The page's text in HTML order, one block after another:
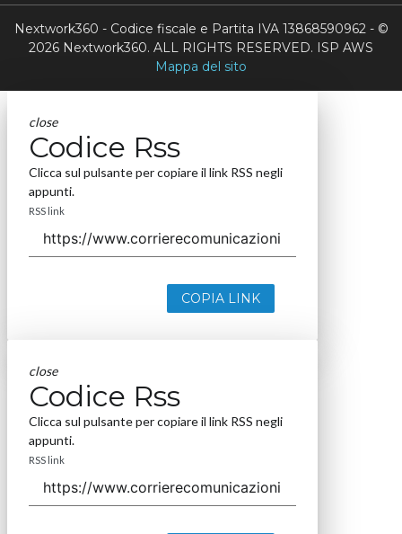
Nextwork360 - Codice fiscale e Partita IVA 13868590962 - ©
2026 Nextwork360. ALL RIGHTS RESERVED. ISP AWS
Mappa del sito
close
Codice Rss
Clicca sul pulsante per copiare il link RSS negli
appunti.
RSS link
COPIA LINK
close
Codice Rss
Clicca sul pulsante per copiare il link RSS negli
appunti.
RSS link